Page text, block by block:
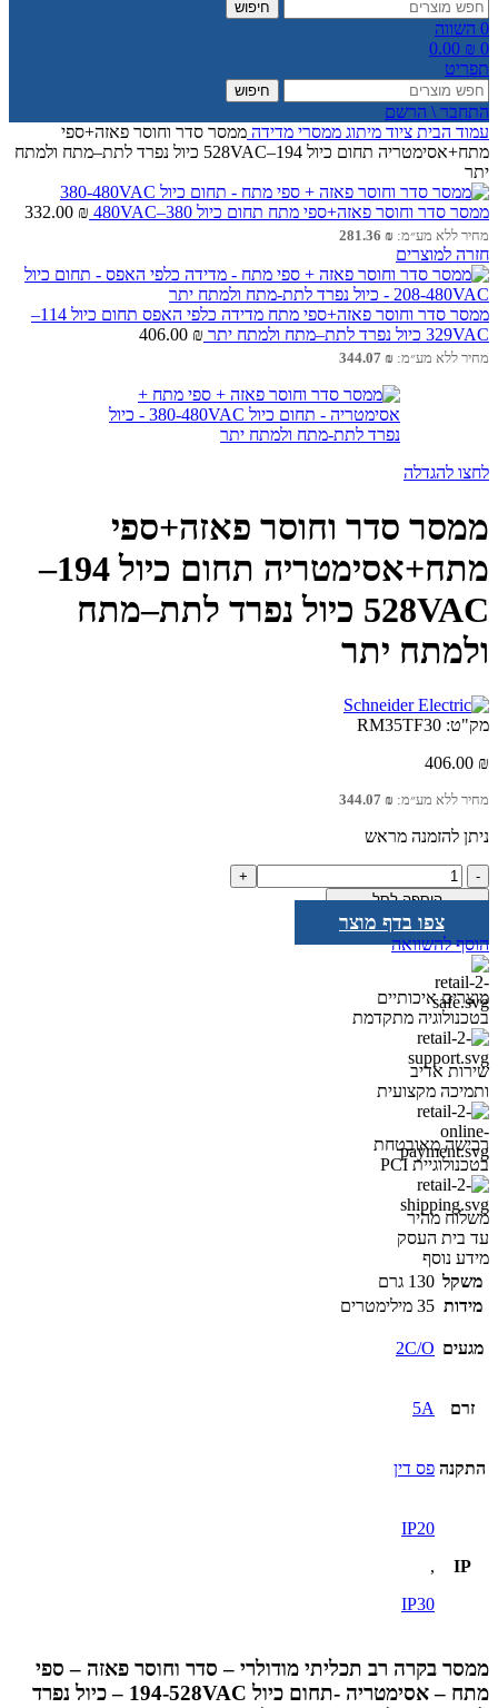
חיפוש
0 השווה
0
0.00 ₪
תפריט
חיפוש
התחבר \ הרשם
עמוד הבית ציוד מיתוג ממסרי מדידה ממסר סדר וחוסר פאזה+ספי
מתח+אסימטריה תחום כיול 194–528VAC כיול נפרד לתת–מתח ולמתח
יתר
ממסר סדר וחוסר פאזה+ספי מתח תחום כיול 380–480VAC 332.00 ₪
מחיר ללא מע״מ: 281.36 ₪
חזרה למוצרים
ממסר סדר וחוסר פאזה+ספי מתח מדידה כלפי האפס תחום כיול 114–
329VAC כיול נפרד לתת–מתח ולמתח יתר
406.00 ₪
מחיר ללא מע״מ: 344.07 ₪
לחצו להגדלה
ממסר סדר וחוסר פאזה+ספי
מתח+אסימטריה תחום כיול 194–
528VAC כיול נפרד לתת–מתח
ולמתח יתר
מק"ט: RM35TF30
406.00 ₪
מחיר ללא מע״מ: 344.07 ₪
ניתן להזמנה מראש
כמות
של
ממסר
סדר
וחוסר
פאזה+ספי
מתח+אסימטריה
תחום
כיול
194–
528VAC
כיול
נפרד
לתת–מתח
ולמתח
יתר
הוספה לסל
צפו בדף מוצר
הוסף להשוואה
מוצרים איכותיים
בטכנולוגיה מתקדמת
שירות אדיב
ותמיכה מקצועית
רכישה מאובטחת
בטכנולוגיית PCI
משלוח מהיר
עד בית העסק
מידע נוסף
משקל 130 גרם
מידות 35 מילימטרים
מגעים 2C/O
זרם 5A
התקנה פס דין
IP
IP20
,
IP30
ממסר בקרה רב תכליתי מודולרי – סדר וחוסר פאזה – ספי
מתח – אסימטריה -תחום כיול 194-528VAC – כיול נפרד